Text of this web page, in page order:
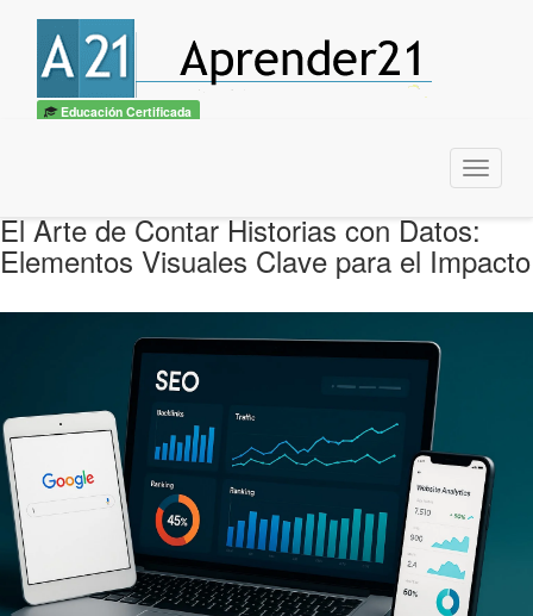
Educación Certificada
Menu
El Arte de Contar Historias con Datos:
Elementos Visuales Clave para el Impacto